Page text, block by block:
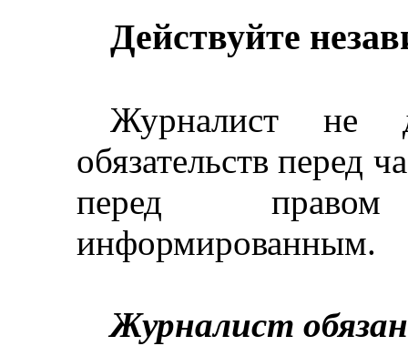
Действуйте
Журналист не
обязательств перед
перед
информированным.
Журналист обязан